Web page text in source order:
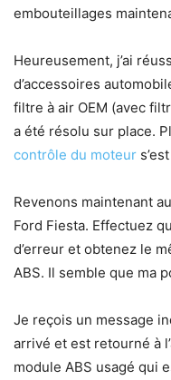
embouteillages
Heureusement, j’ai
d’accessoires
filtre à air OEM (avec
a été résolu sur place.
contrôle du moteur
Revenons maintenant
Ford Fiesta. Effectuez
d’erreur et obtenez le
ABS. Il semble que ma
Je reçois un message
arrivé et est retourné à
module ABS usagé qui